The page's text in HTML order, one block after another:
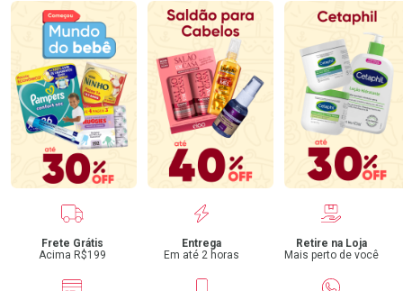
Benefícios
Frete Grátis
Acima R$199
Entrega
Em até 2 horas
Retire na Loja
Mais perto de você